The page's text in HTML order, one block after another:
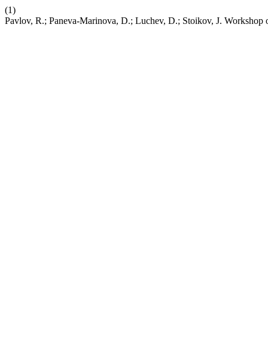
(1)
Pavlov, R.; Paneva-Marinova, D.; Luchev, D.; Stoikov, J.